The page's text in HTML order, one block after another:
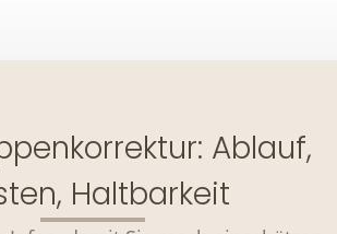
Ablauf,
Haltbarkeit